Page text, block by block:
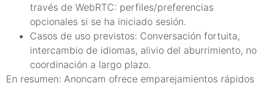
través de WebRTC: perfiles/preferencias
opcionales si se ha iniciado sesión.
Casos de uso previstos: Conversación fortuita,
intercambio de idiomas, alivio del aburrimiento, no
coordinación a largo plazo.
En resumen: Anoncam ofrece emparejamientos rápidos